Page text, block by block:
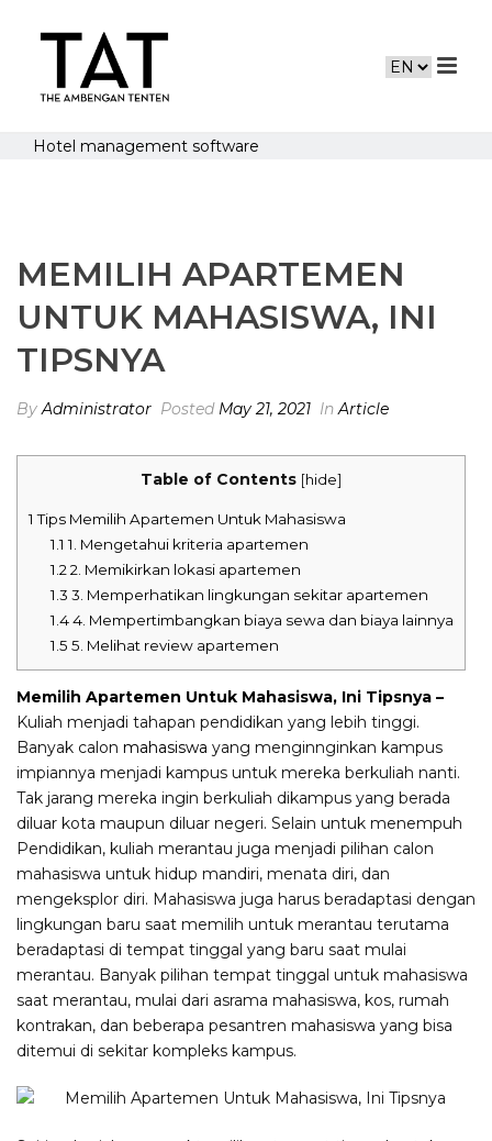
Hotel management software
MEMILIH APARTEMEN
UNTUK MAHASISWA, INI
TIPSNYA
ByAdministrator Posted May 21, 2021 InArticle
Table of Contents [hide]
1 Tips Memilih Apartemen Untuk Mahasiswa
1.1 1. Mengetahui kriteria apartemen
1.22. Memikirkan lokasi apartemen
1.3 3. Memperhatikan lingkungan sekitar apartemen
1.44. Mempertimbangkan biaya sewa dan biaya lainnya
1.5 5. Melihat review apartemen
Memilih Apartemen Untuk Mahasiswa, Ini Tipsnya –
Kuliah menjadi tahapan pendidikan yang lebih tinggi.
Banyak calon mahasiswa yang menginnginkan kampus
impiannya menjadi kampus untuk mereka berkuliah nanti.
Tak jarang mereka ingin berkuliah dikampus yang berada
diluar kota maupun diluar negeri. Selain untuk menempuh
Pendidikan, kuliah merantau juga menjadi pilihan calon
mahasiswa untuk hidup mandiri, menata diri, dan
mengeksplor diri. Mahasiswa juga harus beradaptasi dengan
lingkungan baru saat memilih untuk merantau terutama
beradaptasi di tempat tinggal yang baru saat mulai
merantau. Banyak pilihan tempat tinggal untuk mahasiswa
saat merantau, mulai dari asrama mahasiswa, kos, rumah
kontrakan, dan beberapa pesantren mahasiswa yang bisa
ditemui di sekitar kompleks kampus.